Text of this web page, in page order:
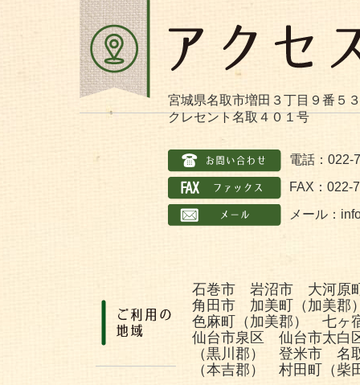
宮城県名取市増田３丁目９番５
クレセント名取４０１号
電話：022-
FAX：022-
メール：
石巻市 岩沼市 大河原
角田市 加美町（加美
色麻町（加美郡） 七ヶ
仙台市泉区 仙台市太
（黒川郡） 登米市 名
（本吉郡） 村田町（